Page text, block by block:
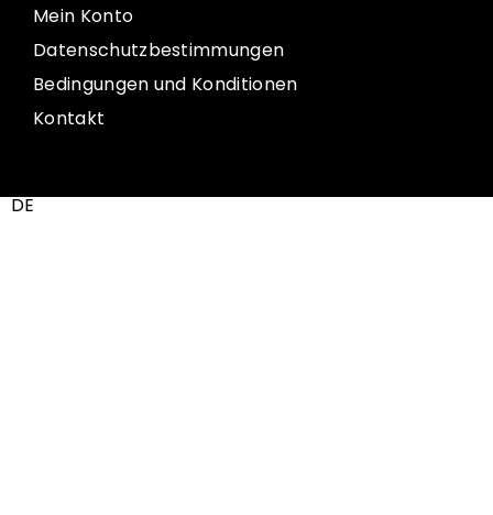
Mein Konto
Datenschutzbestimmungen
Bedingungen und Konditionen
Kontakt
DE